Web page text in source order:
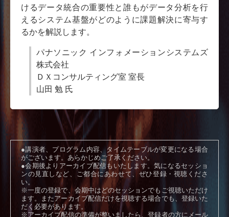
けるデータ統合の重要性と誰もがデータ分析を行
えるシステム基盤がどのように課題解決に寄与す
るかを解説します。
パナソニック インフォメーションシステムズ
株式会社
ＤＸコンサルティング室 室長
山田 勉 氏
●講演者、プログラム内容、タイムテーブルが変更になる場合
がございます。あらかじめご了承ください。
●会期後よりアーカイブ配信もいたします。気になるセッショ
ンの見直しなど、ご都合にあわせて、ぜひ登録・視聴くださ
い。
※一度の登録で、会期中はどのセッションでもご視聴いただけ
ます。またアーカイブ配信だけを視聴する場合でも、登録いた
だく必要があります。
※アーカイブ配信の準備が整いましたら、登録者の方にメール